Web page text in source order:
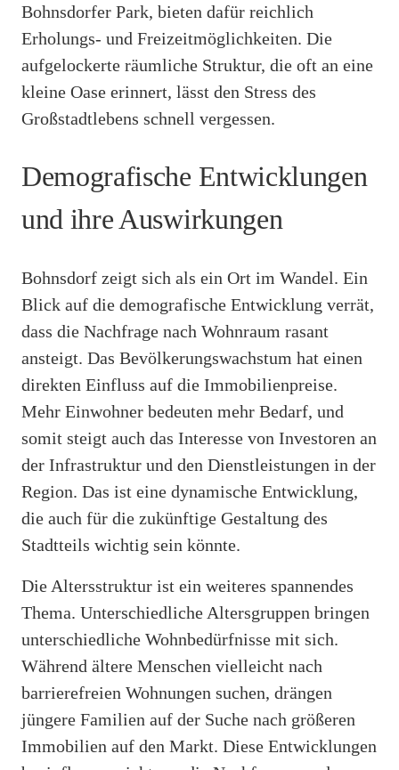
Bohnsdorfer Park, bieten dafür reichlich
Erholungs- und Freizeitmöglichkeiten. Die
aufgelockerte räumliche Struktur, die oft an eine
kleine Oase erinnert, lässt den Stress des
Großstadtlebens schnell vergessen.
Demografische Entwicklungen
und ihre Auswirkungen
Bohnsdorf zeigt sich als ein Ort im Wandel. Ein
Blick auf die demografische Entwicklung verrät,
dass die Nachfrage nach Wohnraum rasant
ansteigt. Das Bevölkerungswachstum hat einen
direkten Einfluss auf die Immobilienpreise.
Mehr Einwohner bedeuten mehr Bedarf, und
somit steigt auch das Interesse von Investoren an
der Infrastruktur und den Dienstleistungen in der
Region. Das ist eine dynamische Entwicklung,
die auch für die zukünftige Gestaltung des
Stadtteils wichtig sein könnte.
Die Altersstruktur ist ein weiteres spannendes
Thema. Unterschiedliche Altersgruppen bringen
unterschiedliche Wohnbedürfnisse mit sich.
Während ältere Menschen vielleicht nach
barrierefreien Wohnungen suchen, drängen
jüngere Familien auf der Suche nach größeren
Immobilien auf den Markt. Diese Entwicklungen